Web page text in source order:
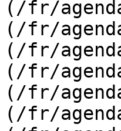
(/fr/
(/fr/
(/fr/
(/fr/
(/fr/
(/fr/